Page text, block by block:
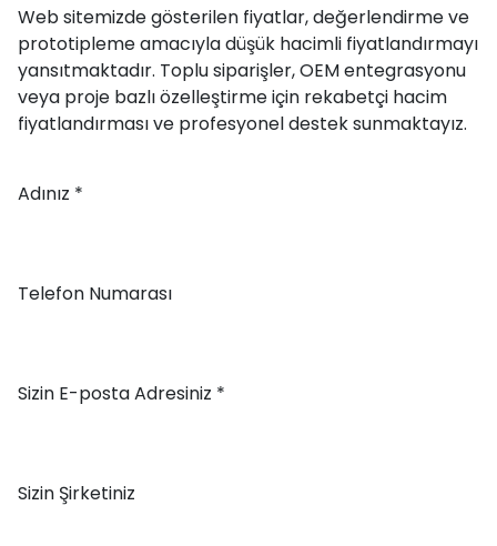
Web sitemizde gösterilen fiyatlar, değerlendirme ve
prototipleme amacıyla düşük hacimli fiyatlandırmayı
yansıtmaktadır. Toplu siparişler, OEM entegrasyonu
veya proje bazlı özelleştirme için rekabetçi hacim
fiyatlandırması ve profesyonel destek sunmaktayız.
Adınız *
Telefon Numarası
Sizin E-posta Adresiniz *
Sizin Şirketiniz